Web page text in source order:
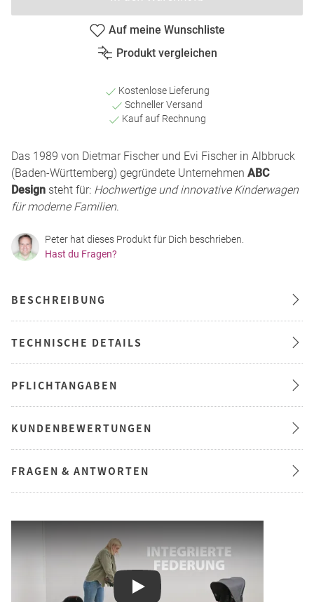
Auf meine Wunschliste
Produkt vergleichen
Kostenlose Lieferung
Schneller Versand
Kauf auf Rechnung
Das 1989 von Dietmar Fischer und Evi Fischer in Albbruck
(Baden-Württemberg) gegründete Unternehmen ABC
Design steht für: Hochwertige und innovative Kinderwagen
für moderne Familien.
Peter hat dieses Produkt für Dich beschrieben.
Hast du Fragen?
BESCHREIBUNG
TECHNISCHE DETAILS
PFLICHTANGABEN
KUNDENBEWERTUNGEN
FRAGEN & ANTWORTEN
Play